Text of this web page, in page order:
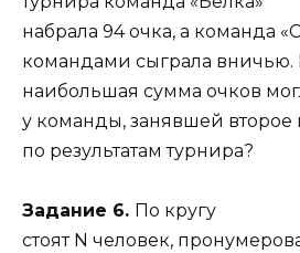
набрала 94 очка, а команда
командами сыграла вничью.
наибольшая сумма очков
у команды, занявшей второе
по результатам турнира?
Задание 6. По кругу
стоят N человек,